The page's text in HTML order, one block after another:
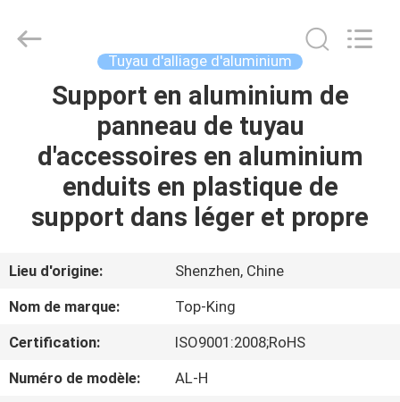
MAISON
PRODUITS
À
PROPOS
DE
Jingji
Technology
Tuyau d'alliage d'aluminium
Support en aluminium de
panneau de tuyau
d'accessoires en aluminium
enduits en plastique de
support dans léger et propre
Lieu d'origine:
Shenzhen, Chine
Nom de marque:
Top-King
Certification:
ISO9001:2008;RoHS
Numéro de modèle:
AL-H